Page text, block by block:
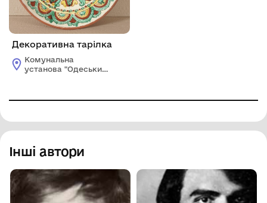
Декоративна тарілка
Комунальна
установа "Одеський
Інші автори